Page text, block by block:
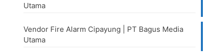
Utama
Vendor Fire Alarm Cipayung | PT Bagus Media
Utama